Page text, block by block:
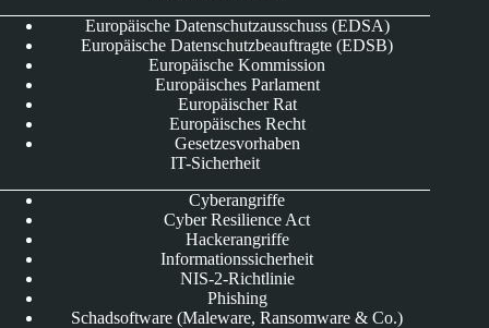
Europäische Datenschutzausschuss (EDSA)
Europäische Datenschutzbeauftragte (EDSB)
Europäische Kommission
Europäisches Parlament
Europäischer Rat
Europäisches Recht
Gesetzesvorhaben
IT-Sicherheit
Cyberangriffe
Cyber Resilience Act
Hackerangriffe
Informationssicherheit
NIS-2-Richtlinie
Phishing
Schadsoftware (Maleware, Ransomware & Co.)